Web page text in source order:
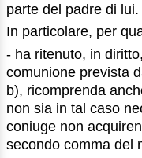
parte del padre di lui.
In particolare, per
- ha ritenuto, in
comunione prevista
b), ricomprenda
non sia in tal caso
coniuge non
secondo comma del